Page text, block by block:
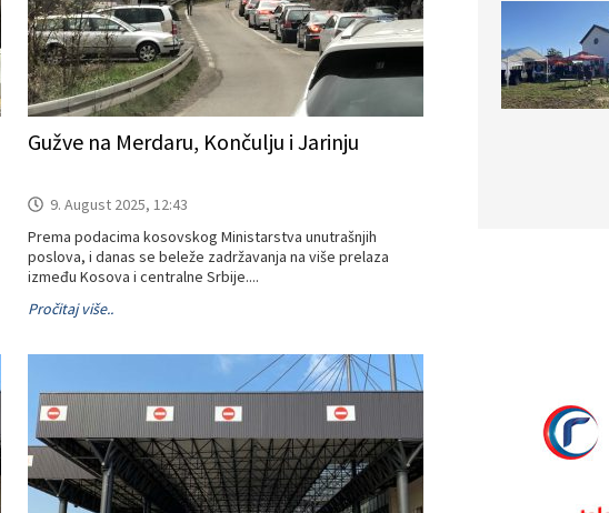
Gužve na Merdaru, Končulju i Jarinju
9. August 2025, 12:43
Prema podacima kosovskog Ministarstva unutrašnjih
poslova, i danas se beleže zadržavanja na više prelaza
između Kosova i centralne Srbije....
Pročitaj više..